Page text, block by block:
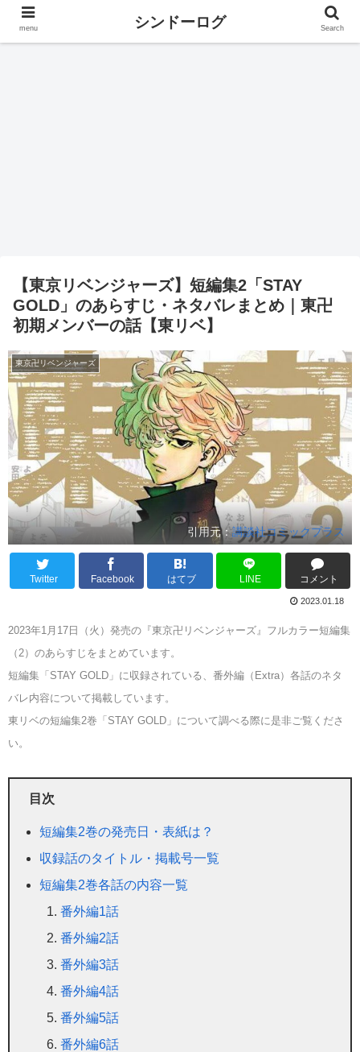
【東京リベンジャーズ】短編集2「STAY
GOLD」のあらすじ・ネタバレまとめ｜東卍
初期メンバーの話【東リベ】
東京卍リベンジャーズ
引用元：講談社コミックプラス
Twitter Facebook はてブ LINE コメント
2023.01.18
2023年1月17日（火）発売の『東京卍リベンジャーズ』フルカラー短編集
（2）のあらすじをまとめています。
短編集「STAY GOLD」に収録されている、番外編（Extra）各話のネタ
バレ内容について掲載しています。
東リベの短編集2巻「STAY GOLD」について調べる際に是非ご覧くださ
い。
目次
短編集2巻の発売日・表紙は？
収録話のタイトル・掲載号一覧
短編集2巻各話の内容一覧
番外編1話
番外編2話
番外編3話
番外編4話
番外編5話
番外編6話
menu シンドーログ Search